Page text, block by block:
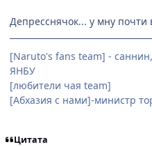
Депресснячок... у мну почти
[Naruto's fans team] -
ЯНБУ
[любители чая team]
[Абхазия с нами]-министр
Цитата